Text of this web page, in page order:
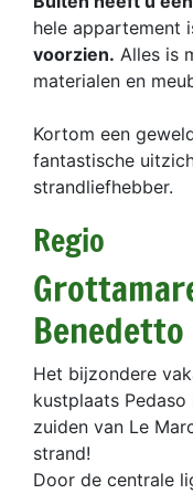
hele appartement
voorzien. Alles is
materialen en
Kortom een
fantastische
strandliefhebber.
Regio
Het bijzondere
kustplaats
zuiden van Le
strand!
Door de centrale